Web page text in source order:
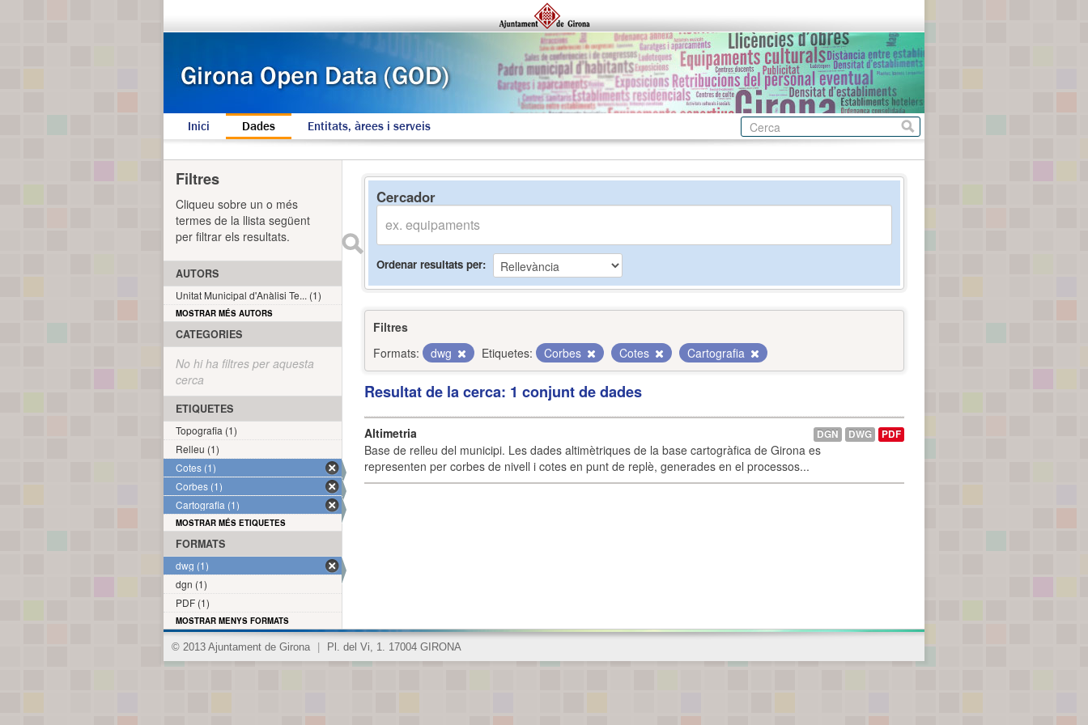
Inici Dades Entitats, àrees i serveis
Cercador
Ordenar resultats per
Filtres
Formats:
dwg Etiquetes: Corbes Cotes Cartografia
Resultat de la cerca: 1 conjunt de dades
Altimetria
Base de relleu del municipi. Les dades altimètriques de la base cartogràfica de Girona es
representen per corbes de nivell i cotes en punt de replè, generades en el processos...
DGN DWG PDF
Filtres
Cliqueu sobre un o més
termes de la llista següent
per filtrar els resultats.
AUTORS
Unitat Municipal d'Anàlisi Te... (1)
MOSTRAR MÉS AUTORS
CATEGORIES
No hi ha filtres per aquesta
cerca
ETIQUETES
Topografia (1)
Relleu (1)
Cotes (1)
Corbes (1)
Cartografia (1)
MOSTRAR MÉS ETIQUETES
FORMATS
dwg (1)
dgn (1)
PDF (1)
MOSTRAR MENYS FORMATS
© 2013 Ajuntament de Girona Pl. del Vi, 1. 17004 GIRONA